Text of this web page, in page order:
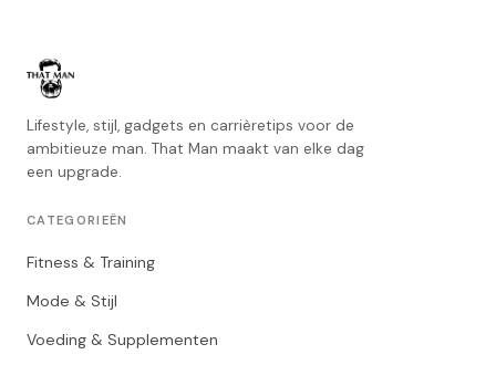
Lifestyle, stijl, gadgets en carrièretips voor de
ambitieuze man. That Man maakt van elke dag
een upgrade.
CATEGORIEËN
Fitness & Training
Mode & Stijl
Voeding & Supplementen